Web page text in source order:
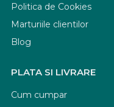
Politica de Cookies
Marturiile clientilor
Blog
PLATA SI LIVRARE
Cum cumpar